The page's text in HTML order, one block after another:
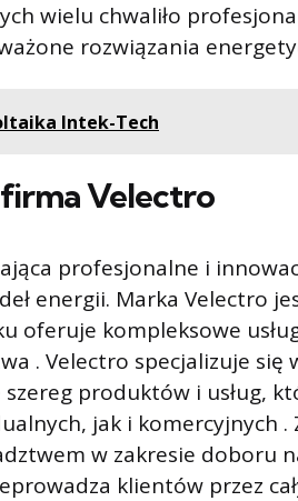
wielu chwaliło
rozwiązania
Intek-Tech
Velectro
profesjonalne i
energii. Marka Velectro
oferuje kompleksowe
. Velectro specjalizuje się
produktów i usług,
jak i komercyjnych .
w zakresie doboru
klientów przez